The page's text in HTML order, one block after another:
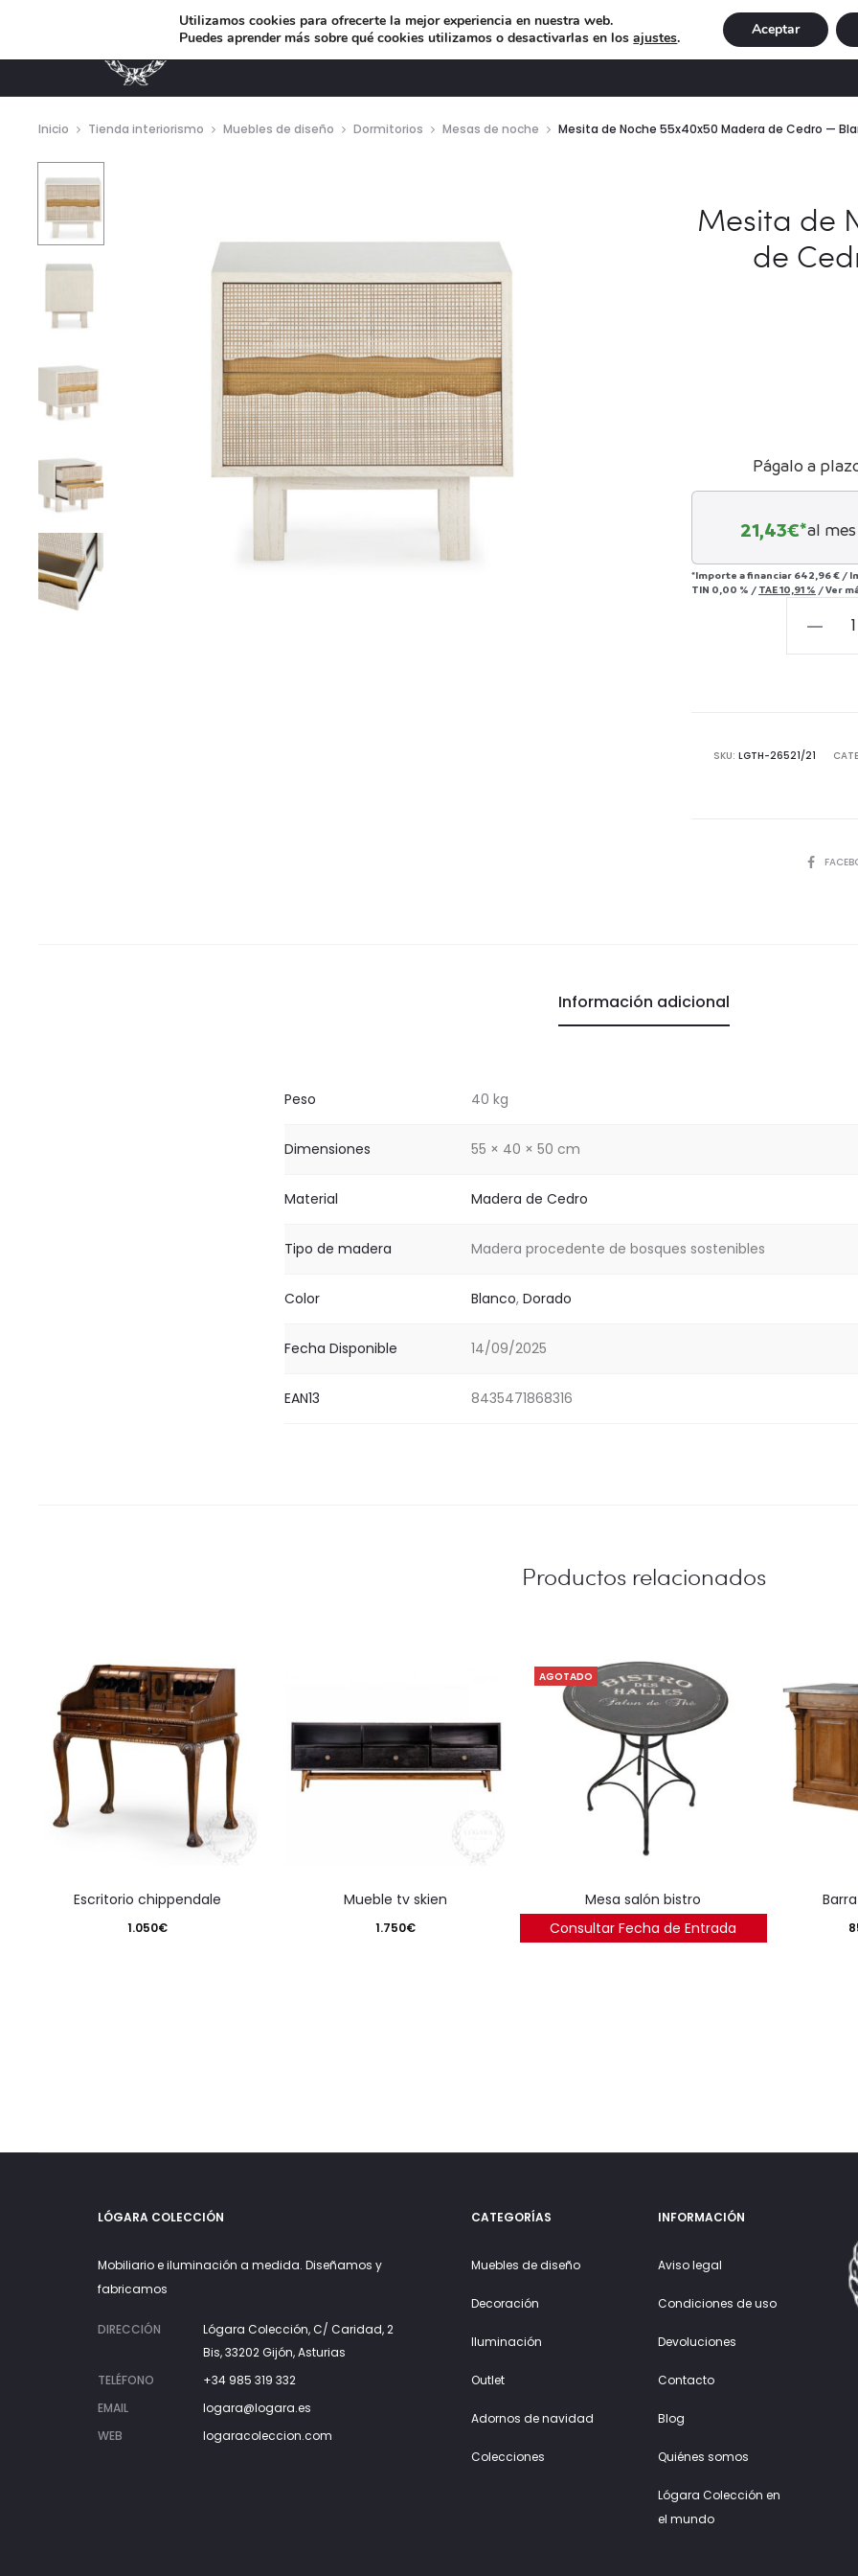
MUEBLES DE DISEÑO ILUMINACIÓN NAVIDAD
Inicio Tienda interiorismo Muebles de diseño Dormitorios Mesas de noche Mesita de Noche 55x40x50 Madera de Cedro —
Mesita de
de
Págalo a
21,43€*al
*Importe a financiar 642,96 € /
TIN 0,00 % / TAE10,91 % /Ver
de
Blanco/
SKU: LGTH-26521/21
Información adicional
Peso 40 kg
Dimensiones 55 × 40 × 50 cm
Material Madera de Cedro
Tipo de madera Madera procedente de bosques sostenibles
Color Blanco, Dorado
Fecha Disponible 14/09/2025
EAN13 8435471868316
Productos relacionados
escritorio chippendale
1.050€
mueble tv skien
1.750€
AGOTADO
mesa salón bistro
250€
Consultar Fecha de Entrada
LÓGARA COLECCIÓN
Mobiliario e iluminación a medida. Diseñamos y
fabricamos
DIRECCIÓN
Lógara Colección, C/ Caridad, 2
Bis, 33202 Gijón, Asturias
TELÉFONO
+34 985 319 332
EMAIL
logara@logara.es
WEB
logaracoleccion.com
CATEGORÍAS
Muebles de diseño
Decoración
Iluminación
Outlet
Adornos de navidad
Colecciones
INFORMACIÓN
Aviso legal
Condiciones de uso
Devoluciones
Contacto
Blog
Quiénes somos
Lógara Colección en
el mundo
Utilizamos cookies para ofrecerte la mejor experiencia en nuestra web.
Puedes aprender más sobre qué cookies utilizamos o desactivarlas en losajustes. Aceptar